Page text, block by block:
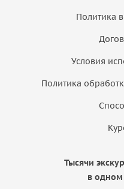
Политика
Условия
Политика
Тысячи
в